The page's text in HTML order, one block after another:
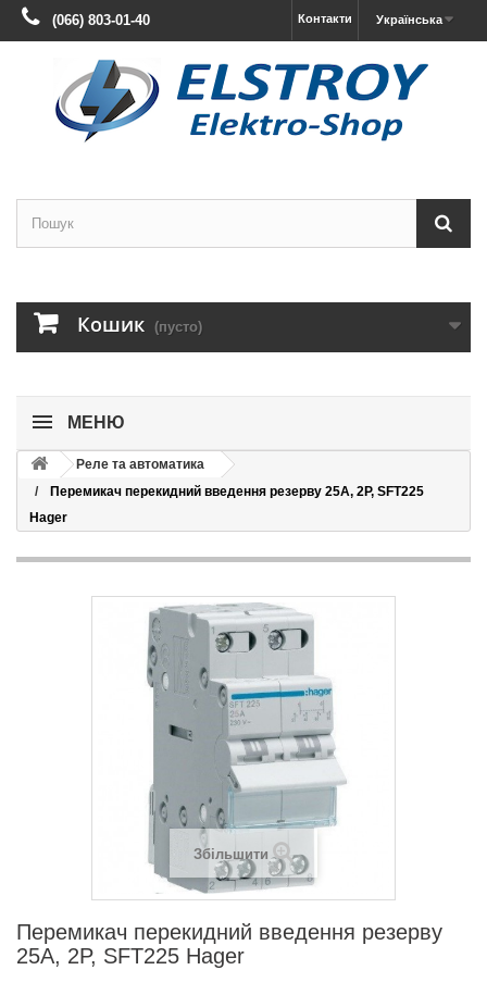
Українська
Контакти
(066) 803-01-40
Кошик (пусто)
МЕНЮ
Реле та автоматика
Перемикач перекидний введення резерву 25А, 2P, SFT225
Hager
Збільшити
Перемикач перекидний введення резерву
25А, 2P, SFT225 Hager